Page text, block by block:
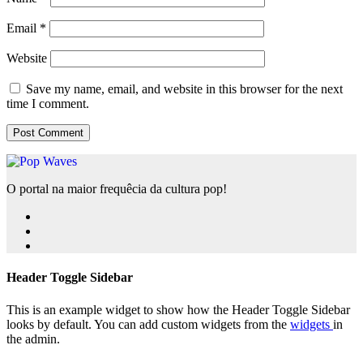
Email *
Website
Save my name, email, and website in this browser for the next
time I comment.
O portal na maior frequêcia da cultura pop!
Header Toggle Sidebar
This is an example widget to show how the Header Toggle Sidebar
looks by default. You can add custom widgets from the widgets in
the admin.